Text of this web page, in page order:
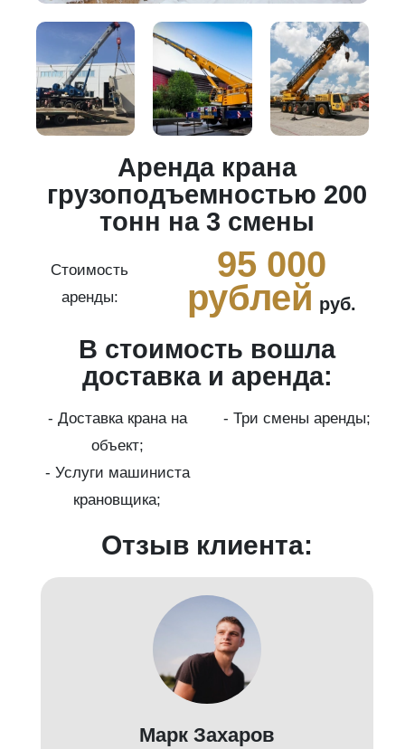
Аренда крана
грузоподъемностью 200
тонн на 3 смены
Стоимость
аренды:
95 000
рублей руб.
В стоимость вошла
доставка и аренда:
- Доставка крана на
объект;
- Три смены аренды;
- Услуги машиниста
крановщика;
Отзыв клиента:
Марк Захаров